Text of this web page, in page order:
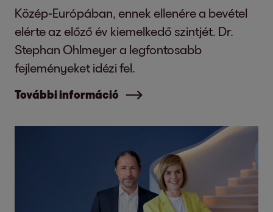
Közép-Európában, ennek ellenére a bevétel
elérte az előző év kiemelkedő szintjét. Dr.
Stephan Ohlmeyer a legfontosabb
fejleményeket idézi fel.
További információ